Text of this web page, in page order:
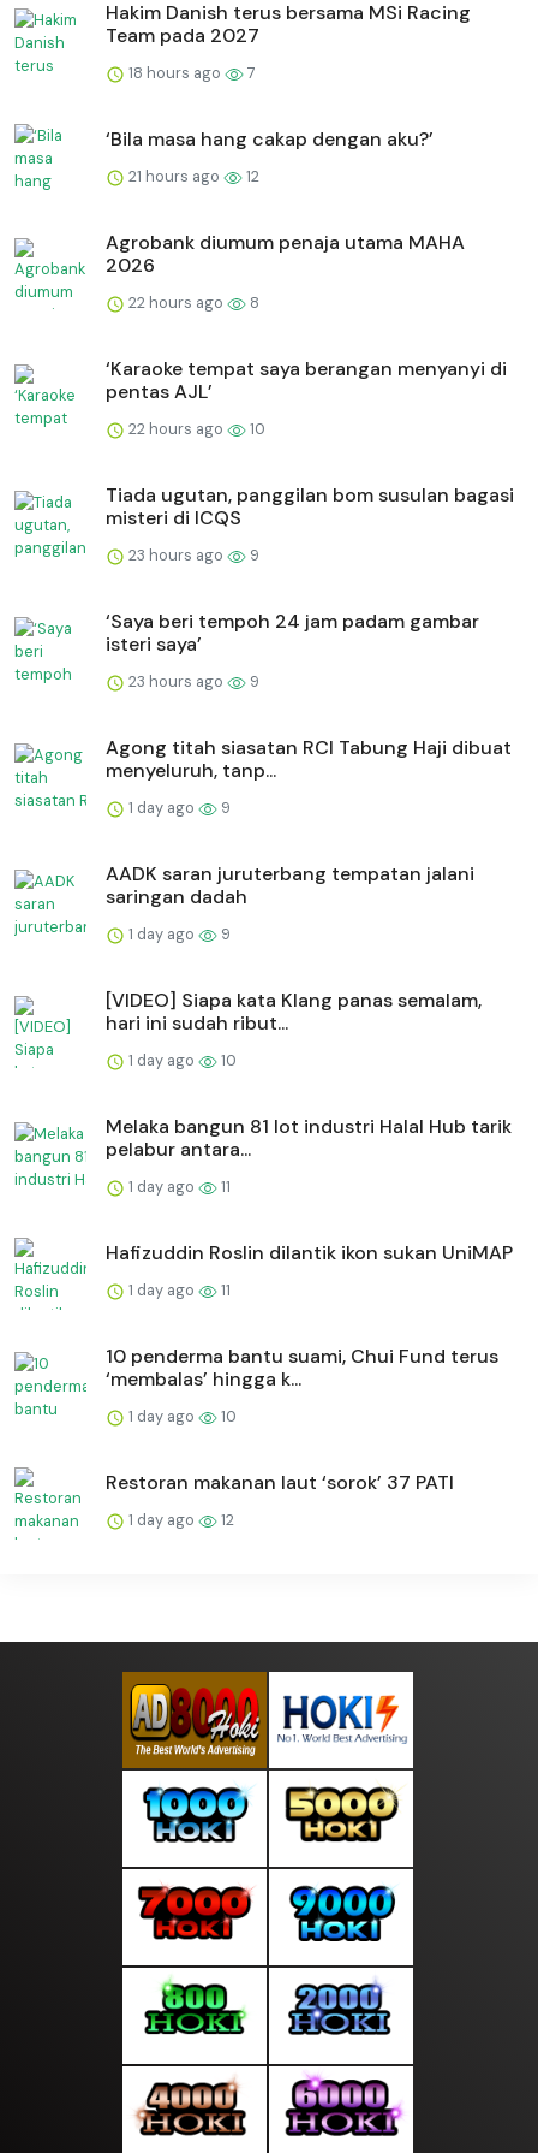
Hakim Danish terus bersama MSi Racing
Team pada 2027
18 hours ago 7
‘Bila masa hang cakap dengan aku?’
21 hours ago 12
Agrobank diumum penaja utama MAHA
2026
22 hours ago 8
‘Karaoke tempat saya berangan menyanyi di
pentas AJL’
22 hours ago 10
Tiada ugutan, panggilan bom susulan bagasi
misteri di ICQS
23 hours ago 9
‘Saya beri tempoh 24 jam padam gambar
isteri saya’
23 hours ago 9
Agong titah siasatan RCI Tabung Haji dibuat
menyeluruh, tanp...
1 day ago 9
AADK saran juruterbang tempatan jalani
saringan dadah
1 day ago 9
[VIDEO] Siapa kata Klang panas semalam,
hari ini sudah ribut...
1 day ago 10
Melaka bangun 81 lot industri Halal Hub tarik
pelabur antara...
1 day ago 11
Hafizuddin Roslin dilantik ikon sukan UniMAP
1 day ago 11
10 penderma bantu suami, Chui Fund terus
‘membalas’ hingga k...
1 day ago 10
Restoran makanan laut ‘sorok’ 37 PATI
1 day ago 12